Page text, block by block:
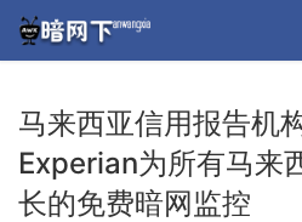
马来西亚信用报告机
Experian为所有马来
长的免费暗网监控